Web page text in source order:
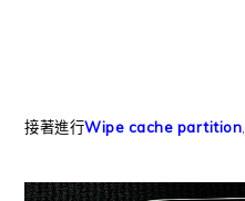
接著進行Wipe cache partition